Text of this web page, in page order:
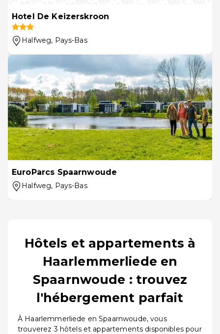
Hotel De Keizerskroon
Halfweg, Pays-Bas
EuroParcs Spaarnwoude
Halfweg, Pays-Bas
Hôtels et appartements à
Haarlemmerliede en
Spaarnwoude : trouvez
l'hébergement parfait
À Haarlemmerliede en Spaarnwoude, vous
trouverez 3 hôtels et appartements disponibles pour